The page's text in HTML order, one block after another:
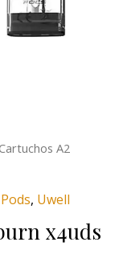
A2
Pods, Uwell
x4uds